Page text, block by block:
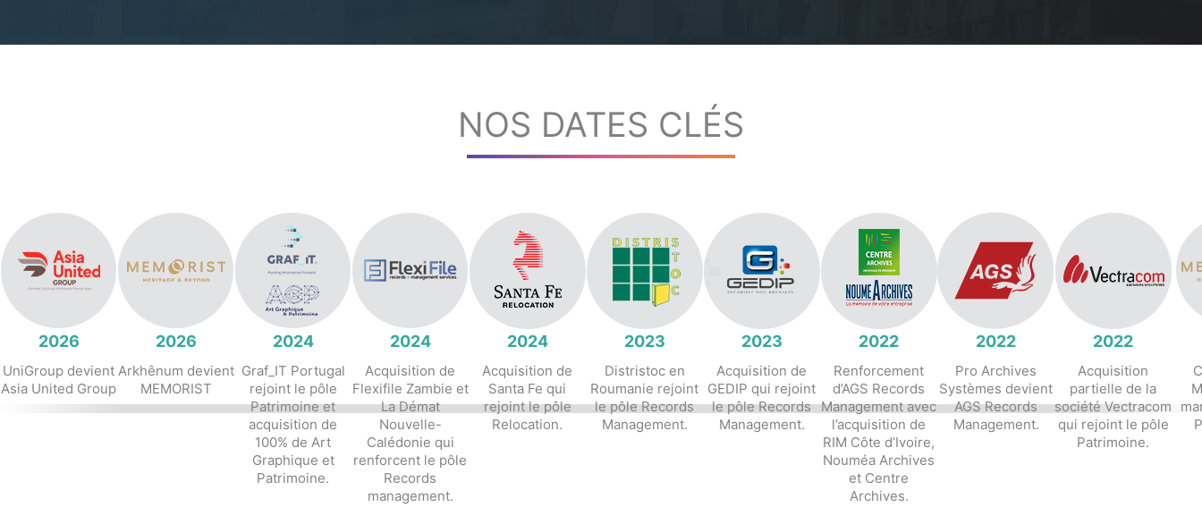
NOS DATES CLÉS
2026
UniGroup devient
Asia United Group
2026
Arkhênum devient
MEMORIST
2024
Graf_IT Portugal
rejoint le pôle
Patrimoine et
acquisition de
100% de Art
Graphique et
Patrimoine.
2024
Acquisition de
Flexifile Zambie et
La Démat
Nouvelle-
Calédonie qui
renforcent le pôle
Records
management.
2024
Acquisition de
Santa Fe qui
rejoint le pôle
Relocation.
2023
Distristoc en
Roumanie rejoint
le pôle Records
Management.
2023
Acquisition de
GEDIP qui rejoint
le pôle Records
Management.
2022
Renforcement
d’AGS Records
Management avec
l’acquisition de
RIM Côte d’Ivoire,
Nouméa Archives
et Centre
Archives.
2022
Pro Archives
Systèmes devient
AGS Records
Management.
2022
Acquisition
partielle de la
société Vectracom
qui rejoint le pôle
Patrimoine.